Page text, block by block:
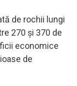
de rochii lungi
270 și 370 de
economice
de